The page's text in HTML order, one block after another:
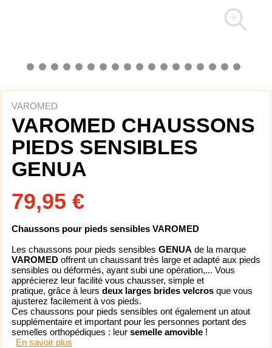
VAROMED
VAROMED CHAUSSONS
PIEDS SENSIBLES
GENUA
79,95 €
Chaussons pour pieds sensibles VAROMED
Les chaussons pour pieds sensibles GENUA de la marque
VAROMED offrent un chaussant très large et adapté aux pieds
sensibles ou déformés, ayant subi une opération,... Vous
apprécierez leur facilité vous chausser, simple et
pratique, grâce à leurs deux larges brides velcros que vous
ajusterez facilement à vos pieds.
Ces chaussons pour pieds sensibles ont également un atout
supplémentaire et important pour les personnes portant des
semelles orthopédiques : leur semelle amovible !
En savoir plus